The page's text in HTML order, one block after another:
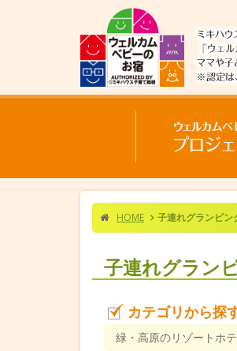
HOME 子連れグランピ
子連れグラン
カテゴリから探
緑・高原のリゾートホ